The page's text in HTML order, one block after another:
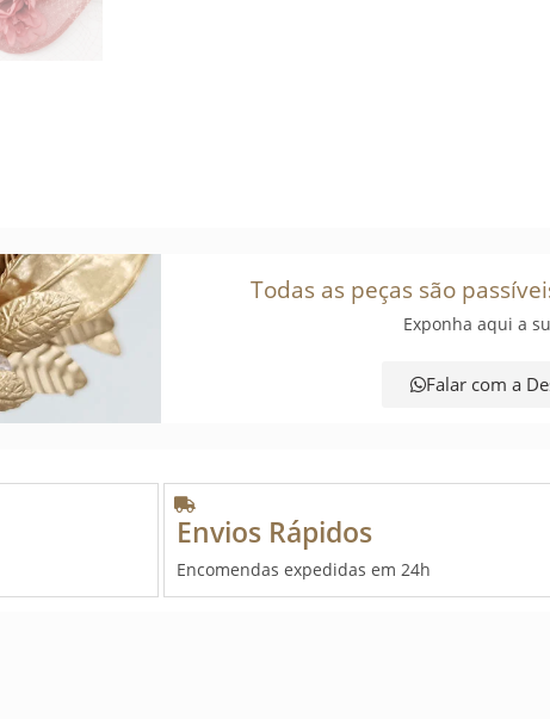
Todas as peças são
Exponha aqui a
Falar com a
Envios Rápidos
Encomendas expedidas em 24h